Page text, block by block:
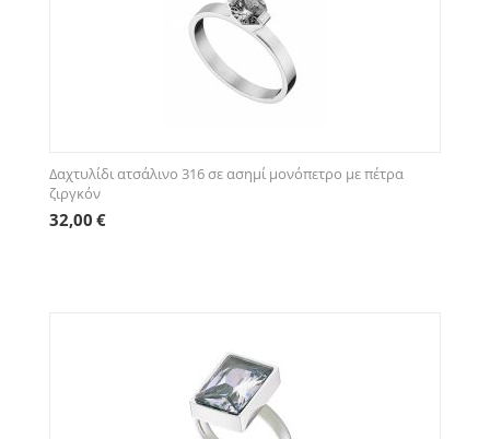
Δαχτυλίδι ατσάλινο 316 σε ασημί μονόπετρο με πέτρα
ζιργκόν
32,00 €